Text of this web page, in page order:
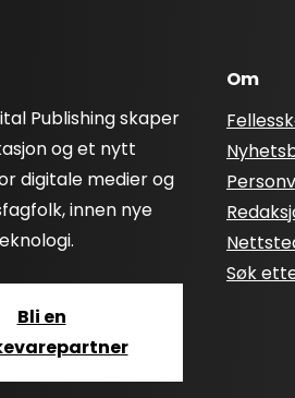
Publishing skaper
og et nytt
digitale medier og
innen nye
Bli en
Om
Søk